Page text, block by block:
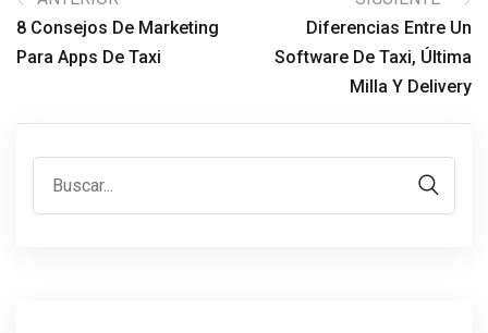
8 Consejos De Marketing
Para Apps De Taxi
Diferencias Entre Un
Software De Taxi, Última
Milla Y Delivery